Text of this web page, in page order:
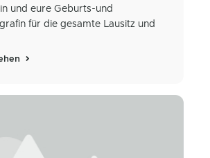
und eure Geburts-und
für die gesamte Lausitz und